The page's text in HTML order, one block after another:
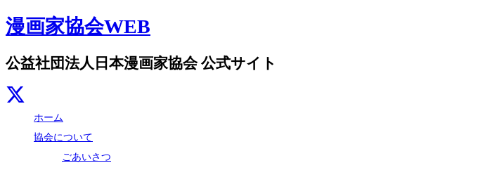
漫画家協会WEB
公益社団法人日本漫画家協会 公式サイト
ホーム
協会について
ごあいさつ